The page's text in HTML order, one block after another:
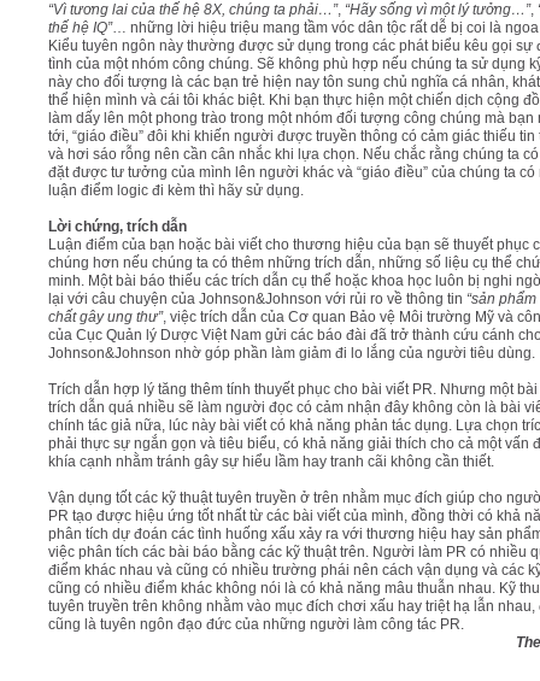
“Vì tương lai của thế hệ 8X, chúng ta phải…”, “Hãy sống vì một lý tưởng…”,
thế hệ IQ”… những lời hiệu triệu mang tầm vóc dân tộc rất dễ bị coi là
Kiểu tuyên ngôn này thường được sử dụng trong các phát biểu kêu gọi sự
tình của một nhóm công chúng. Sẽ không phù hợp nếu chúng ta sử dụng
này cho đối tượng là các bạn trẻ hiện nay tôn sung chủ nghĩa cá nhân,
thể hiện mình và cái tôi khác biệt. Khi bạn thực hiện một chiến dịch cộng
làm dấy lên một phong trào trong một nhóm đối tượng công chúng mà bạn
tới, “giáo điều” đôi khi khiến người được truyền thông có cảm giác thiếu
và hơi sáo rỗng nên cần cân nhắc khi lựa chọn. Nếu chắc rằng chúng ta
đặt được tư tưởng của mình lên người khác và “giáo điều” của chúng ta
luận điểm logic đi kèm thì hãy sử dụng.
Lời chứng, trích dẫn
Luận điểm của bạn hoặc bài viết cho thương hiệu của bạn sẽ thuyết phục
chúng hơn nếu chúng ta có thêm những trích dẫn, những số liệu cụ thể
minh. Một bài báo thiếu các trích dẫn cụ thể hoặc khoa học luôn bị nghi
lại với câu chuyện của Johnson&Johnson với rủi ro về thông tin “sản
chất gây ung thư”, việc trích dẫn của Cơ quan Bảo vệ Môi trường Mỹ và
của Cục Quản lý Dược Việt Nam gửi các báo đài đã trở thành cứu cánh
Johnson&Johnson nhờ góp phần làm giảm đi lo lắng của người tiêu dùng.
Trích dẫn hợp lý tăng thêm tính thuyết phục cho bài viết PR. Nhưng một bài
trích dẫn quá nhiều sẽ làm người đọc có cảm nhận đây không còn là bài
chính tác giả nữa, lúc này bài viết có khả năng phản tác dụng. Lựa chọn
phải thực sự ngắn gọn và tiêu biểu, có khả năng giải thích cho cả một vấn
khía cạnh nhằm tránh gây sự hiểu lầm hay tranh cãi không cần thiết.
Vận dụng tốt các kỹ thuật tuyên truyền ở trên nhằm mục đích giúp cho
PR tạo được hiệu ứng tốt nhất từ các bài viết của mình, đồng thời có khả
phân tích dự đoán các tình huống xấu xảy ra với thương hiệu hay sản
việc phân tích các bài báo bằng các kỹ thuật trên. Người làm PR có nhiều
điểm khác nhau và cũng có nhiều trường phái nên cách vận dụng và các
cũng có nhiều điểm khác không nói là có khả năng mâu thuẫn nhau. Kỹ
tuyên truyền trên không nhằm vào mục đích chơi xấu hay triệt hạ lẫn nhau,
cũng là tuyên ngôn đạo đức của những người làm công tác PR.